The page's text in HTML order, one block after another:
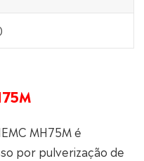
MH75M é
por pulverização de